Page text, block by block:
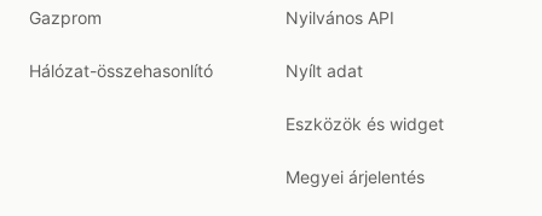
Gazprom
Hálózat-összehasonlító
Nyilvános API
Nyílt adat
Eszközök és widget
Megyei árjelentés